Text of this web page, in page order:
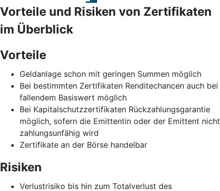
Vorteile und Risiken von Zertifikaten
im Überblick
Vorteile
Geldanlage schon mit geringen Summen möglich
Bei bestimmten Zertifikaten Renditechancen auch bei
fallendem Basiswert möglich
Bei Kapitalschutzzertifikaten Rückzahlungsgarantie
möglich, sofern die Emittentin oder der Emittent nicht
zahlungsunfähig wird
Zertifikate an der Börse handelbar
Risiken
Verlustrisiko bis hin zum Totalverlust des